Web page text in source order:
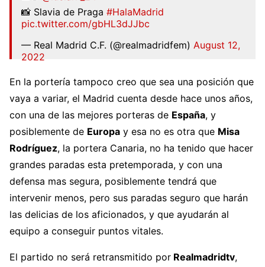
📸 Slavia de Praga #HalaMadrid
pic.twitter.com/gbHL3dJJbc
— Real Madrid C.F. (@realmadridfem) August 12,
2022
En la portería tampoco creo que sea una posición que
vaya a variar, el Madrid cuenta desde hace unos años,
con una de las mejores porteras de España, y
posiblemente de Europa y esa no es otra que Misa
Rodríguez, la portera Canaria, no ha tenido que hacer
grandes paradas esta pretemporada, y con una
defensa mas segura, posiblemente tendrá que
intervenir menos, pero sus paradas seguro que harán
las delicias de los aficionados, y que ayudarán al
equipo a conseguir puntos vitales.
El partido no será retransmitido por Realmadridtv,